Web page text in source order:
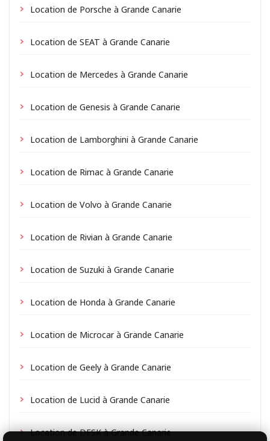
Location de Porsche à Grande Canarie
Location de SEAT à Grande Canarie
Location de Mercedes à Grande Canarie
Location de Genesis à Grande Canarie
Location de Lamborghini à Grande Canarie
Location de Rimac à Grande Canarie
Location de Volvo à Grande Canarie
Location de Rivian à Grande Canarie
Location de Suzuki à Grande Canarie
Location de Honda à Grande Canarie
Location de Microcar à Grande Canarie
Location de Geely à Grande Canarie
Location de Lucid à Grande Canarie
Location de DFSK à Grande Canarie